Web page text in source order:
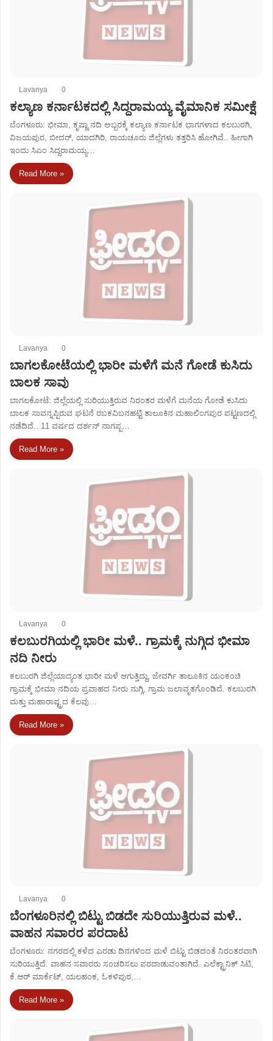
Lavanya 0
ಕಲ್ಯಾಣ ಕರ್ನಾಟಕದಲ್ಲಿ ಸಿದ್ದರಾಮಯ್ಯ ವೈಮಾನಿಕ ಸಮೀಕ್ಷೆ
ಬೆಂಗಳೂರು: ಭೀಮಾ, ಕೃಷ್ಣಾ ನದಿ ಅಬ್ಬರಕ್ಕೆ ಕಲ್ಯಾಣ ಕರ್ನಾಟಕ ಭಾಗಗಳಾದ ಕಲಬುರಗಿ,
ವಿಜಯಪುರ, ಬೀದರ್​​​, ಯಾದಗಿರಿ, ರಾಯಚೂರು ಜಿಲ್ಲೆಗಳು ತತ್ತರಿಸಿ ಹೋಗಿವೆ.. ಹೀಗಾಗಿ
ಇಂದು ಸಿಎಂ ಸಿದ್ದರಾಮಯ್ಯ…
Read More »
Lavanya 0
ಬಾಗಲಕೋಟೆಯಲ್ಲಿ ಭಾರೀ ಮಳೆಗೆ ಮನೆ ಗೋಡೆ ಕುಸಿದು
ಬಾಲಕ ಸಾವು
ಬಾಗಲಕೋಟೆ: ಜಿಲ್ಲೆಯಲ್ಲಿ ಸುರಿಯುತ್ತಿರುವ ನಿರಂತರ ಮಳೆಗೆ ಮನೆಯ ಗೋಡೆ ಕುಸಿದು
ಬಾಲಕ ಸಾವನ್ನಪ್ಪಿರುವ ಘಟನೆ ರಬಕವಿಬನಹಟ್ಟಿ ತಾಲೂಕಿನ ಮಹಾಲಿಂಗಪುರ ಪಟ್ಟಣದಲ್ಲಿ
ನಡೆದಿದೆ.. 11 ವರ್ಷದ ದರ್ಶನ್​ ನಾಗಪ್ಪ…
Read More »
Lavanya 0
ಕಲಬುರಗಿಯಲ್ಲಿ ಭಾರೀ ಮಳೆ.. ಗ್ರಾಮಕ್ಕೆ ನುಗ್ಗಿದ ಭೀಮಾ
ನದಿ ನೀರು
ಕಲಬುರಗಿ ಜಿಲ್ಲೆಯಾದ್ಯಂತ ಭಾರೀ ಮಳೆ ಆಗುತ್ತಿದ್ದು, ಜೇವರ್ಗಿ ತಾಲೂಕಿನ ಯಂಕಂಚಿ
ಗ್ರಾಮಕ್ಕೆ ಭೀಮಾ ನದಿಯ ಪ್ರವಾಹದ ನೀರು ನುಗ್ಗಿ, ಗ್ರಾಮ ಜಲಾವೃತಗೊಂಡಿದೆ. ಕಲಬುರಗಿ
ಮತ್ತು ಮಹಾರಾಷ್ಟ್ರದ ಕೆಲವು…
Read More »
Lavanya 0
ಬೆಂಗಳೂರಿನಲ್ಲಿ ಬಿಟ್ಟು ಬಿಡದೇ ಸುರಿಯುತ್ತಿರುವ ಮಳೆ..
ವಾಹನ ಸವಾರರ ಪರದಾಟ
ಬೆಂಗಳೂರು: ನಗರದಲ್ಲಿ ಕಳೆದ ಎರಡು ದಿನಗಳಿಂದ ಮಳೆ ಬಿಟ್ಟು ಬಿಡದಂತೆ ನಿರಂತರವಾಗಿ
ಸುರಿಯುತ್ತಿದೆ. ವಾಹನ ಸವಾರರು ಸಂಚರಿಸಲು ಪರದಾಡುವಂತಾಗಿದೆ. ಎಲೆಕ್ಟ್ರಾನಿಕ್ ಸಿಟಿ,
ಕೆ.ಆರ್ ಮಾರ್ಕೆಟ್, ಯಲಹಂಕ, ಓಕಳಿಪುರ,…
Read More »